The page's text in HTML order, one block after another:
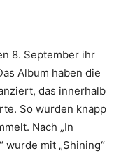
8. September ihr
Album haben die
das innerhalb
So wurden knapp
Nach „In
wurde mit „Shining“